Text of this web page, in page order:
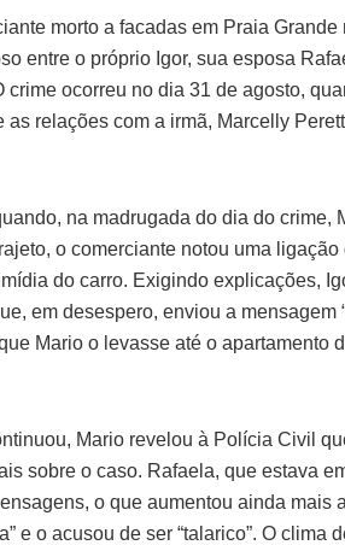
morto a facadas em Praia
entre o próprio Igor, sua esposa
ocorreu no dia 31 de agosto,
relações com a irmã, Marcelly
na madrugada do dia do crime,
o comerciante notou uma ligação
do carro. Exigindo explicações,
em desespero, enviou a mensagem
Mario o levasse até o apartamento
Mario revelou à Polícia Civil
sobre o caso. Rafaela, que estava
o que aumentou ainda mais
e o acusou de ser “talarico”. O clima